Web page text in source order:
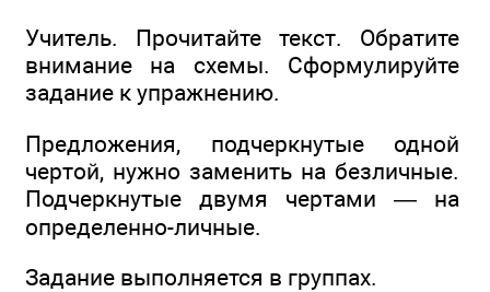
Учитель. Прочитайте текст. Обратите
внимание на схемы. Сформулируйте
задание к упражнению.
Предложения, подчеркнутые одной
чертой, нужно заменить на безличные.
Подчеркнутые двумя чертами — на
определенно-личные.
Задание выполняется в группах.